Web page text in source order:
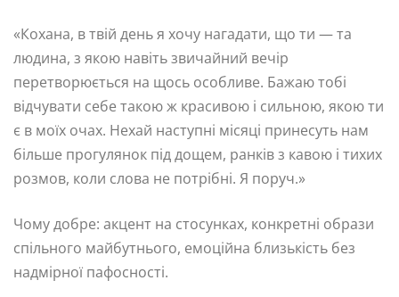
«Кохана, в твій день я хочу нагадати, що ти — та
людина, з якою навіть звичайний вечір
перетворюється на щось особливе. Бажаю тобі
відчувати себе такою ж красивою і сильною, якою ти
є в моїх очах. Нехай наступні місяці принесуть нам
більше прогулянок під дощем, ранків з кавою і тихих
розмов, коли слова не потрібні. Я поруч.»
Чому добре: акцент на стосунках, конкретні образи
спільного майбутнього, емоційна близькість без
надмірної пафосності.